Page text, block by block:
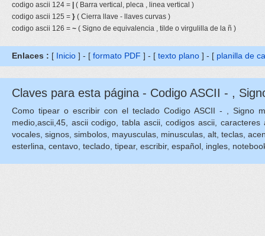
codigo ascii 124 =
( Barra vertical, pleca , linea vertical )
codigo ascii 125 = } ( Cierra llave - llaves curvas )
codigo ascii 126 = ~ ( Signo de equivalencia , tilde o virgulilla de la ñ )
Enlaces : [ Inicio ] - [ formato PDF ] - [ texto plano ] - [ planilla de
Claves para esta página - Codigo ASCII - ,
Como tipear o escribir con el teclado Codigo ASCII - , Signo
medio,ascii,45, ascii codigo, tabla ascii, codigos ascii,
vocales, signos, simbolos, mayusculas, minusculas, alt, teclas,
esterlina, centavo, teclado, tipear, escribir, español, ingles,